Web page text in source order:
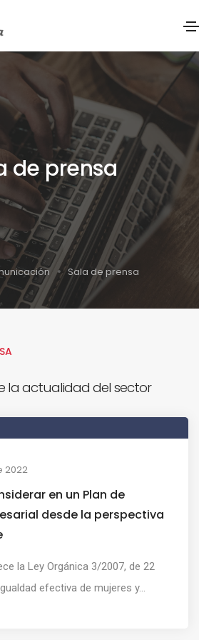
de prensa
Sala de prensa
la actualidad del sector
2022
en un Plan de
desde la perspectiva
la Ley Orgánica 3/2007, de 22
efectiva de mujeres y...